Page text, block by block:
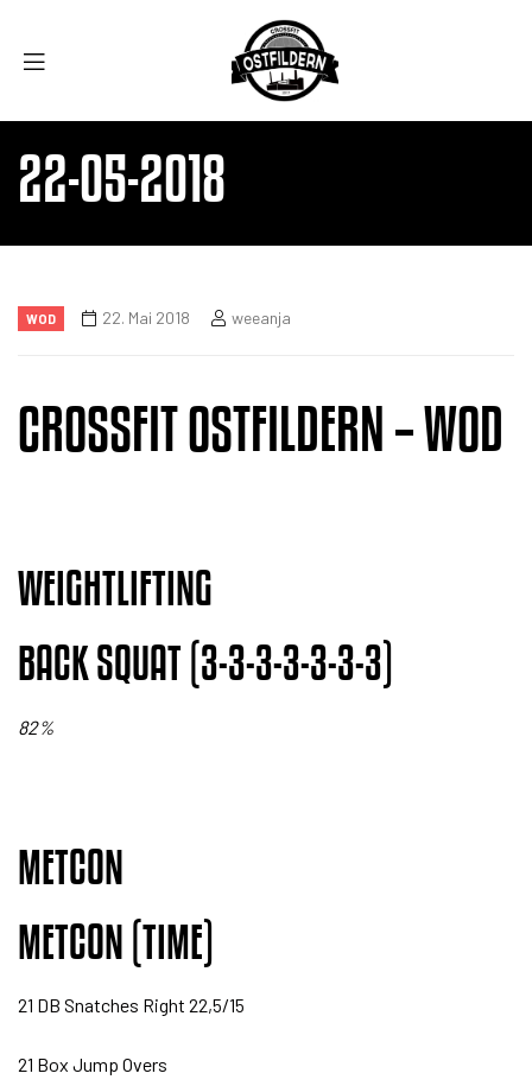
22-05-2018
WOD 22. Mai 2018 weeanja
CROSSFIT OSTFILDERN – WOD
WEIGHTLIFTING
BACK SQUAT (3-3-3-3-3-3-3)
82%
METCON
METCON (TIME)
21 DB Snatches Right 22,5/15
21 Box Jump Overs